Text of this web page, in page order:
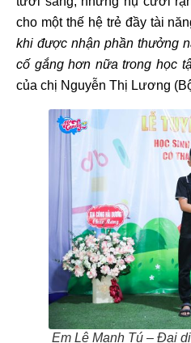
cho một thế hệ trẻ đầy tài
khi được nhận phần thưởng
cố gắng hơn nữa trong học
của chị Nguyễn Thị Lương
Em Lê Mạnh Tú – Đại